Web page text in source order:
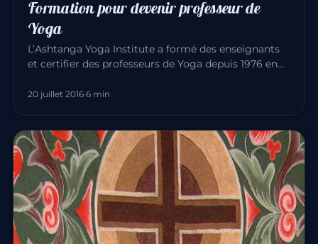
Formation pour devenir professeur de
Yoga
L’Ashtanga Yoga Institute a formé des enseignants
et certifier des professeurs de Yoga depuis 1976 en
20 juillet 2016·6 min